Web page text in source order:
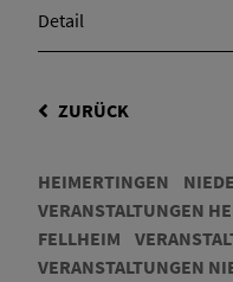
Detail
ZURÜCK
HEIMERTINGEN
VERANSTALTUNGEN
FELLHEIM
VERANSTALTUNGEN